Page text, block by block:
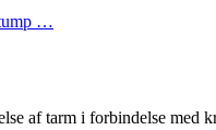
…
af tarm i forbindelse